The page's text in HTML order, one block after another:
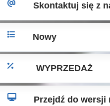
Skontaktuj się z
Nowy
WYPRZEDAŻ
Przejdź do wersji